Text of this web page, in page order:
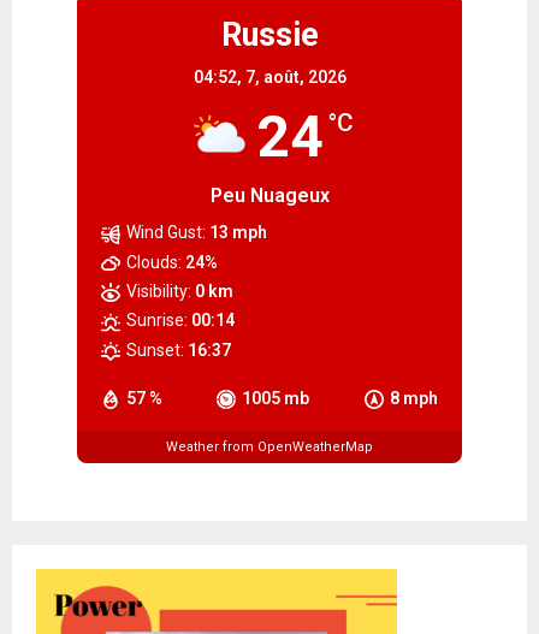
Russie
04:52, 7, août, 2026
24 °C
Peu Nuageux
57 % 1005 mb 8 mph
Wind Gust: 13 mph
Clouds: 24%
Visibility: 0 km
Sunrise: 00:14
Sunset: 16:37
Weather from OpenWeatherMap